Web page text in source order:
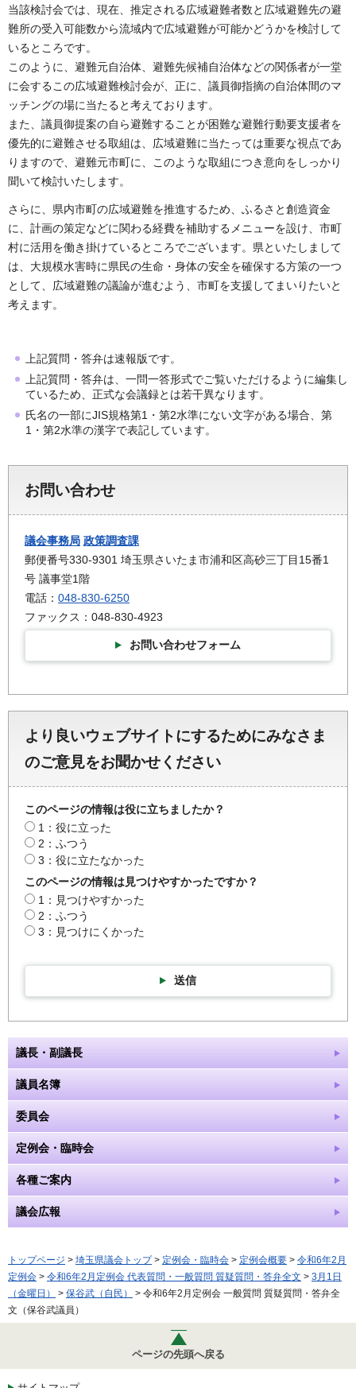
当該検討会では、現在、推定される広域避難者数と広域避難先の避
難所の受入可能数から流域内で広域避難が可能かどうかを検討して
いるところです。
このように、避難元自治体、避難先候補自治体などの関係者が一堂
に会するこの広域避難検討会が、正に、議員御指摘の自治体間のマ
ッチングの場に当たると考えております。
また、議員御提案の自ら避難することが困難な避難行動要支援者を
優先的に避難させる取組は、広域避難に当たっては重要な視点であ
りますので、避難元市町に、このような取組につき意向をしっかり
聞いて検討いたします。
さらに、県内市町の広域避難を推進するため、ふるさと創造資金
に、計画の策定などに関わる経費を補助するメニューを設け、市町
村に活用を働き掛けているところでございます。県といたしまして
は、大規模水害時に県民の生命・身体の安全を確保する方策の一つ
として、広域避難の議論が進むよう、市町を支援してまいりたいと
考えます。
上記質問・答弁は速報版です。
上記質問・答弁は、一問一答形式でご覧いただけるように編集し
ているため、正式な会議録とは若干異なります。
氏名の一部にJIS規格第1・第2水準にない文字がある場合、第
1・第2水準の漢字で表記しています。
お問い合わせ
議会事務局 政策調査課
郵便番号330-9301 埼玉県さいたま市浦和区高砂三丁目15番1
号 議事堂1階
電話： 048-830-6250
ファックス：048-830-4923
お問い合わせフォーム
より良いウェブサイトにするためにみなさま
のご意見をお聞かせください
このページの情報は役に立ちましたか？
1：役に立った
2：ふつう
3：役に立たなかった
このページの情報は見つけやすかったですか？
1：見つけやすかった
2：ふつう
3：見つけにくかった
送信
議長・副議長
議員名簿
委員会
定例会・臨時会
各種ご案内
議会広報
トップページ > 埼玉県議会トップ> 定例会・臨時会 > 定例会概要 > 令和6年2月
定例会 > 令和6年2月定例会 代表質問・一般質問 質疑質問・答弁全文 > 3月1日
（金曜日）
> 保谷武（自民）
> 令和6年2月定例会 一般質問 質疑質問・答弁全
文（保谷武議員）
ページの先頭へ戻る